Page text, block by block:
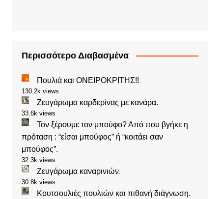
Περισσότερο Διαβασμένα
Πουλιά και ΟΝΕΙΡΟΚΡΙΤΗΣ!!
130.2k views
Ζευγάρωμα καρδερίνας με κανάρα.
33.6k views
Τον ξέρουμε τον μπούφο? Από που βγήκε η
πρόταση : “είσαι μπούφος” ή “κοιτάει σαν
μπούφος”.
32.3k views
Ζευγάρωμα καναρινιών.
30.8k views
Κουτσουλιές πουλιών και πιθανή διάγνωση.